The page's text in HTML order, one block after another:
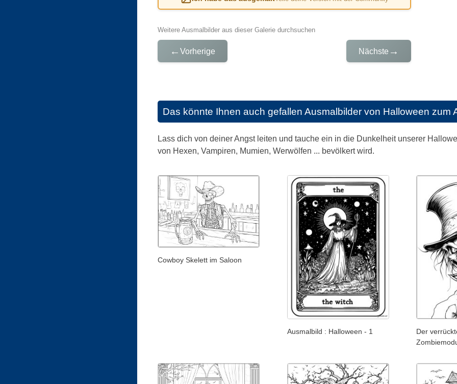
Weitere Ausmalbilder aus dieser Galerie durchsuchen
← Vorherige Nächste →
Das könnte Ihnen auch gefallen Ausmalbilder von Halloween zum
Lass dich von deiner Angst leiten und tauche ein in die Dunkelheit unserer
von Hexen, Vampiren, Mumien, Werwölfen ... bevölkert wird.
Cowboy Skelett im Saloon
Ausmalbild : Halloween - 1
Der